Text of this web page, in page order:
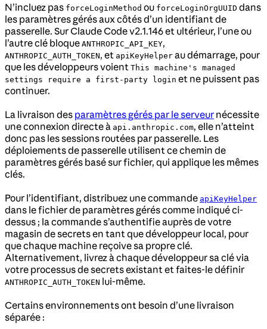
N’incluez pas forceLoginMethod ou forceLoginOrgUUID dans
les paramètres gérés aux côtés d’un identifiant de
passerelle. Sur Claude Code v2.1.146 et ultérieur, l’une ou
l’autre clé bloque ANTHROPIC_API_KEY,
ANTHROPIC_AUTH_TOKEN, et apiKeyHelper au démarrage, pour
que les développeurs voient This machine's managed
settings require a first-party login et ne puissent pas
continuer.
La livraison des paramètres gérés par le serveur nécessite
une connexion directe à api.anthropic.com, elle n’atteint
donc pas les sessions routées par passerelle. Les
déploiements de passerelle utilisent ce chemin de
paramètres gérés basé sur fichier, qui applique les mêmes
clés.
Pour l’identifiant, distribuez une commande apiKeyHelper
dans le fichier de paramètres gérés comme indiqué ci-
dessus ; la commande s’authentifie auprès de votre
magasin de secrets en tant que développeur local, pour
que chaque machine reçoive sa propre clé.
Alternativement, livrez à chaque développeur sa clé via
votre processus de secrets existant et faites-le définir
ANTHROPIC_AUTH_TOKEN lui-même.
Certains environnements ont besoin d’une livraison
séparée :